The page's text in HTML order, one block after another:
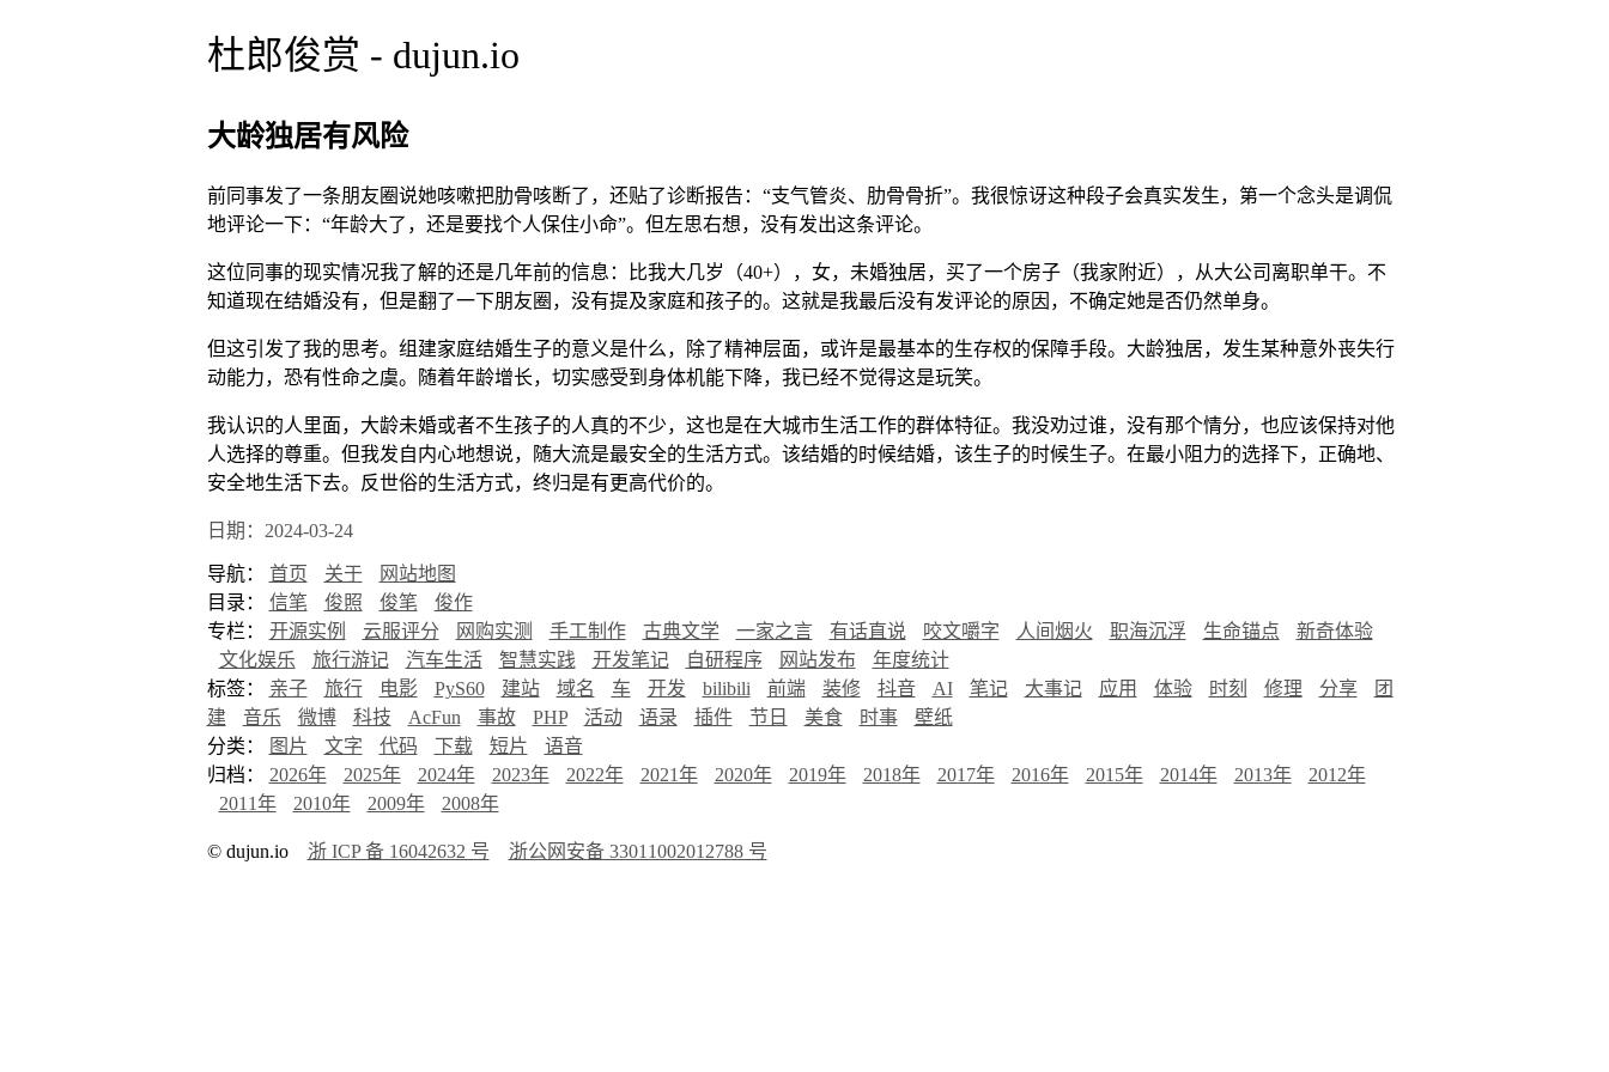
杜郎俊赏 - dujun.io
大龄独居有风险
前同事发了一条朋友圈说她咳嗽把肋骨咳断了，还贴了诊断报告：“支气管炎、肋骨骨折”。我很惊讶这种段子会真实发生，第一个念头是调侃
地评论一下：“年龄大了，还是要找个人保住小命”。但左思右想，没有发出这条评论。
这位同事的现实情况我了解的还是几年前的信息：比我大几岁（40+），女，未婚独居，买了一个房子（我家附近），从大公司离职单干。不
知道现在结婚没有，但是翻了一下朋友圈，没有提及家庭和孩子的。这就是我最后没有发评论的原因，不确定她是否仍然单身。
但这引发了我的思考。组建家庭结婚生子的意义是什么，除了精神层面，或许是最基本的生存权的保障手段。大龄独居，发生某种意外丧失行
动能力，恐有性命之虞。随着年龄增长，切实感受到身体机能下降，我已经不觉得这是玩笑。
我认识的人里面，大龄未婚或者不生孩子的人真的不少，这也是在大城市生活工作的群体特征。我没劝过谁，没有那个情分，也应该保持对他
人选择的尊重。但我发自内心地想说，随大流是最安全的生活方式。该结婚的时候结婚，该生子的时候生子。在最小阻力的选择下，正确地、
安全地生活下去。反世俗的生活方式，终归是有更高代价的。
日期：2024-03-24
导航： 首页 关于
网站地图
目录： 信笔 俊照 俊笔
俊作
专栏： 开源实例 云服评分 网购实测 手工制作 古典文学 一家之言 有话直说 咬文嚼字 人间烟火 职海沉浮 生命锚点
新奇体验
文化娱乐
旅行游记 汽车生活 智慧实践 开发笔记 自研程序 网站发布
年度统计
标签： 亲子 旅行 电影 PyS60 建站 域名 车 开发 bilibili 前端 装修 抖音 AI 笔记 大事记 应用 体验 时刻 修理 分享
团
建
音乐 微博 科技 AcFun 事故 PHP 活动 语录 插件 节日 美食 时事
壁纸
分类：
图片 文字 代码 下载 短片
语音
归档： 2026年 2025年 2024年 2023年 2022年 2021年 2020年 2019年 2018年 2017年 2016年 2015年 2014年 2013年
2012年
2011年
2010年 2009年 2008年
© dujun.io 浙 ICP 备 16042632 号 浙公网安备 33011002012788 号